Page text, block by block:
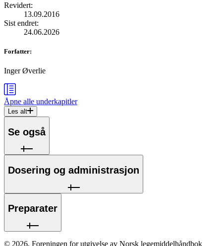
Revidert:
13.09.2016
Sist endret:
24.06.2026
Forfatter:
Inger Øverlie
Åpne alle underkapitler
Les alt
Se også
Dosering og administrasjon
Preparater
© 2026, Foreningen for utgivelse av Norsk legemiddelhåndbok